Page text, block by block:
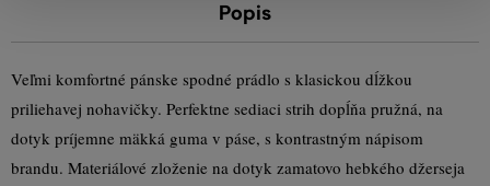
Popis
Veľmi komfortné pánske spodné prádlo s klasickou dĺžkou
priliehavej nohavičky. Perfektne sediaci strih dopĺňa pružná, na
dotyk príjemne mäkká guma v páse, s kontrastným nápisom
brandu. Materiálové zloženie na dotyk zamatovo hebkého džerseja